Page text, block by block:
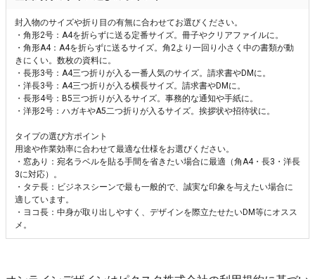
封入物のサイズや折り目の有無に合わせてお選びください。
・角形2号：A4を折らずに送る定番サイズ。冊子やクリアファイルに。
・角形A4：A4を折らずに送るサイズ。角2より一回り小さく中の書類が動
きにくい。数枚の資料に。
・長形3号：A4三つ折りが入る一番人気のサイズ。請求書やDMに。
・洋長3号：A4三つ折りが入る横長サイズ。請求書やDMに。
・長形4号：B5三つ折りが入るサイズ。事務的な通知や手紙に。
・洋形2号：ハガキやA5二つ折りが入るサイズ。挨拶状や招待状に。
タイプの選び方ポイント
用途や作業効率に合わせて最適な仕様をお選びください。
・窓あり：宛名ラベルを貼る手間を省きたい場合に最適（角A4・長3・洋長
3に対応）。
・タテ長：ビジネスシーンで最も一般的で、誠実な印象を与えたい場合に
適しています。
・ヨコ長：中身が取り出しやすく、デザインを際立たせたいDM等にオスス
メ。